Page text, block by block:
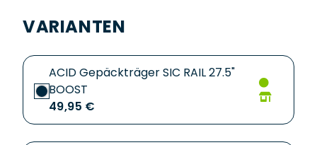
VARIANTEN
ACID Gepäckträger SIC RAIL 27.5"
BOOST
49,95 €